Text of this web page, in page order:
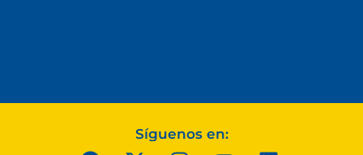
Síguenos en: